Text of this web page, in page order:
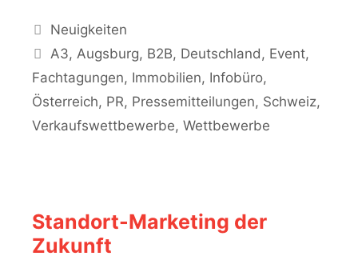
Kategorien
Neuigkeiten
Schlagwörter
A3,Augsburg, B2B, Deutschland, Event,
Fachtagungen, Immobilien, Infobüro,
Österreich, PR, Pressemitteilungen, Schweiz,
Verkaufswettbewerbe, Wettbewerbe
Standort-Marketing der
Zukunft